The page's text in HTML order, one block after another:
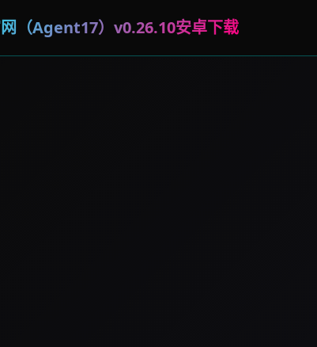
（Agent17）v0.26.10安卓下载